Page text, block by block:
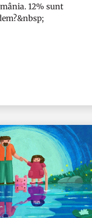
12% sunt